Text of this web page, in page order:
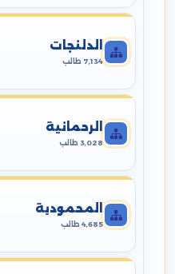
الدلنجات
7,134 طالب
الرحمانية
3,028 طالب
المحمودية
4,685 طالب